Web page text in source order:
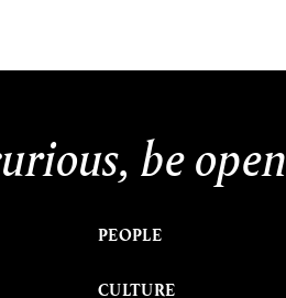
be open
PEOPLE
CULTURE